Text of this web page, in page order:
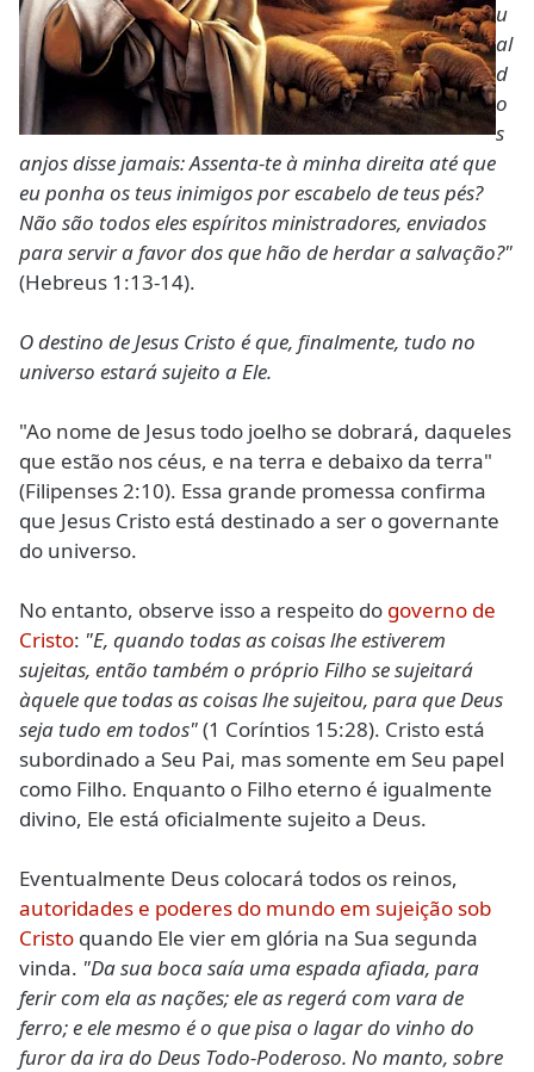
u
al
d
o
s
anjos disse jamais: Assenta-te à minha direita até que
eu ponha os teus inimigos por escabelo de teus pés?
Não são todos eles espíritos ministradores, enviados
para servir a favor dos que hão de herdar a salvação?"
(Hebreus 1:13-14).
O destino de Jesus Cristo é que, finalmente, tudo no
universo estará sujeito a Ele.
"Ao nome de Jesus todo joelho se dobrará, daqueles
que estão nos céus, e na terra e debaixo da terra"
(Filipenses 2:10). Essa grande promessa confirma
que Jesus Cristo está destinado a ser o governante
do universo.
No entanto, observe isso a respeito do governo de
Cristo: "E, quando todas as coisas lhe estiverem
sujeitas, então também o próprio Filho se sujeitará
àquele que todas as coisas lhe sujeitou, para que Deus
seja tudo em todos"(1 Coríntios 15:28). Cristo está
subordinado a Seu Pai, mas somente em Seu papel
como Filho. Enquanto o Filho eterno é igualmente
divino, Ele está oficialmente sujeito a Deus.
Eventualmente Deus colocará todos os reinos,
autoridades e poderes do mundo em sujeição sob
Cristo quando Ele vier em glória na Sua segunda
vinda. "Da sua boca saía uma espada afiada, para
ferir com ela as nações; ele as regerá com vara de
ferro; e ele mesmo é o que pisa o lagar do vinho do
furor da ira do Deus Todo-Poderoso. No manto, sobre